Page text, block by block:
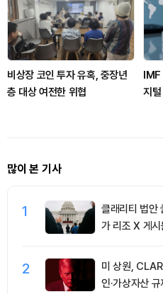
비상장 코인 투자 유혹, 중장년
층 대상 여전한 위협
IMF
지
많이 본 기사
1
클래리티 법안
가 리조 X 게시
2
미 상원,
인·가상자산